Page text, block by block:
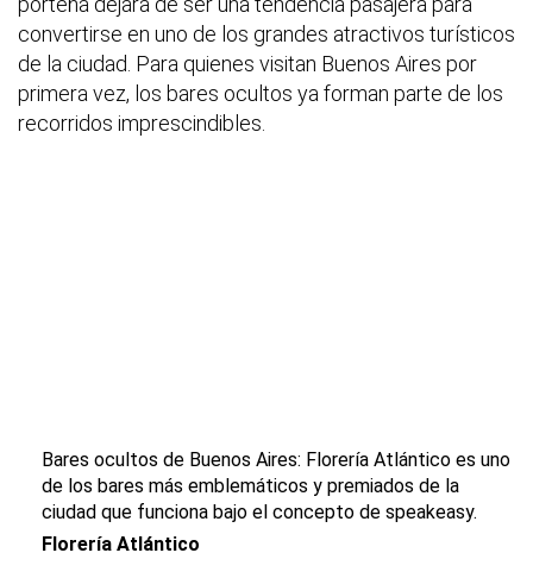
convertirse en uno de los grandes atractivos turísticos
de la ciudad. Para quienes visitan Buenos Aires por
primera vez, los bares ocultos ya forman parte de los
recorridos imprescindibles.
Bares ocultos de Buenos Aires: Florería Atlántico es uno
de los bares más emblemáticos y premiados de la
ciudad que funciona bajo el concepto de speakeasy.
Florería Atlántico